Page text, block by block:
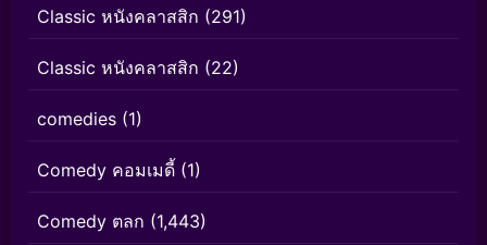
Classic หนังคลาสสิก (291)
Classic หนังคลาสสิก (22)
comedies (1)
Comedy คอมเมดี้ (1)
Comedy ตลก (1,443)